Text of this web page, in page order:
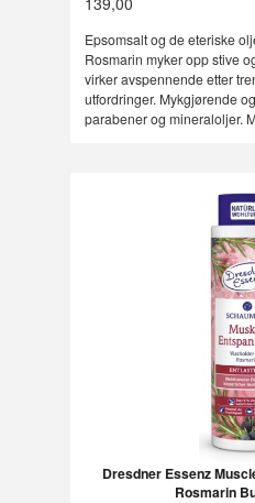
Epsomsalt og de eteriske
Rosmarin myker opp stive
virker avspennende etter
utfordringer. Mykgjørende
parabener og mineraloljer.
Dresdner Essenz
Rosmarin